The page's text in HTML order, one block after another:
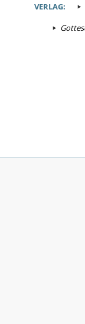
VERLAG: